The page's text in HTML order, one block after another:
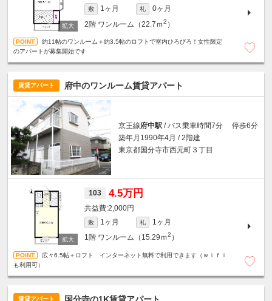
敷 1ヶ月 礼
0ヶ月
2階 ワンルーム（22.7ｍ2 ）
約11帖のワンルーム＋約3.5帖のロフトで室内ひろびろ！女性限定
のアパートが募集開始です
賃貸アパート 府中のワンルーム賃貸アパート
京王線府中駅 / バス乗車時間7分 停歩6分
築年月1990年4月 / 2階建
東京都国分寺市西元町３丁目
103 4.5万円
2,000円
敷 1ヶ月 礼
1ヶ月
1階 ワンルーム（15.29ｍ2 ）
広々6.5帖＋ロフト インターネット無料で利用できます（ｗｉｆｉ
も利用可）
賃貸アパート 国分寺の1K賃貸アパート